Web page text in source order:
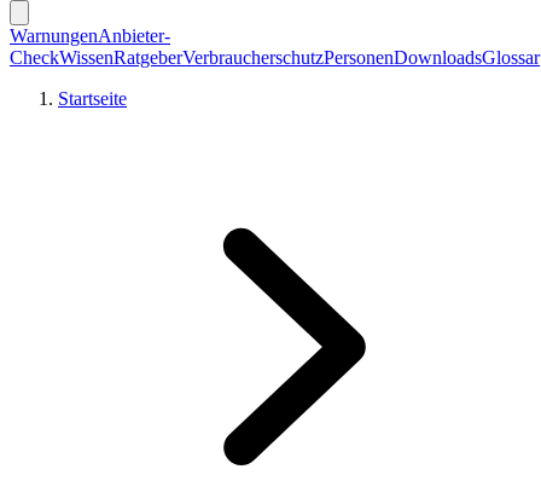
WarnungenAnbieter-
CheckWissenRatgeberVerbraucherschutzPersonenDownloadsGlossar
Startseite